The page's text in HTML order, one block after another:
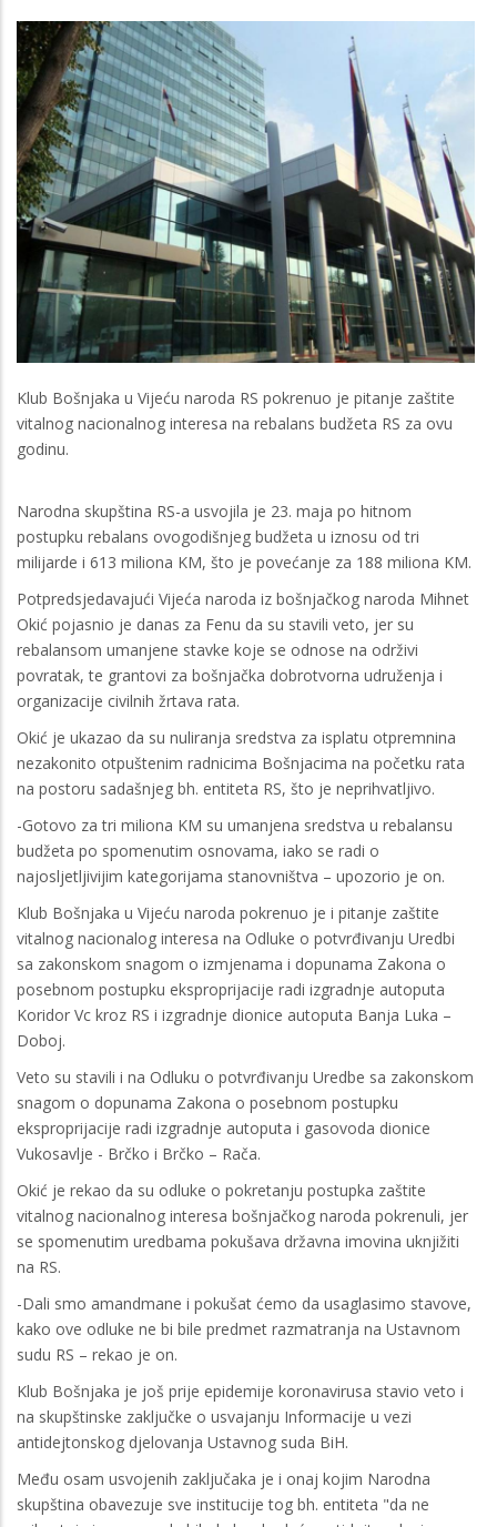
Klub Bošnjaka u Vijeću naroda RS pokrenuo je pitanje zaštite
vitalnog nacionalnog interesa na rebalans budžeta RS za ovu
godinu.
Narodna skupština RS-a usvojila je 23. maja po hitnom
postupku rebalans ovogodišnjeg budžeta u iznosu od tri
milijarde i 613 miliona KM, što je povećanje za 188 miliona KM.
Potpredsjedavajući Vijeća naroda iz bošnjačkog naroda Mihnet
Okić pojasnio je danas za Fenu da su stavili veto, jer su
rebalansom umanjene stavke koje se odnose na održivi
povratak, te grantovi za bošnjačka dobrotvorna udruženja i
organizacije civilnih žrtava rata.
Okić je ukazao da su nuliranja sredstva za isplatu otpremnina
nezakonito otpuštenim radnicima Bošnjacima na početku rata
na postoru sadašnjeg bh. entiteta RS, što je neprihvatljivo.
-Gotovo za tri miliona KM su umanjena sredstva u rebalansu
budžeta po spomenutim osnovama, iako se radi o
najosljetljivijim kategorijama stanovništva – upozorio je on.
Klub Bošnjaka u Vijeću naroda pokrenuo je i pitanje zaštite
vitalnog nacionalog interesa na Odluke o potvrđivanju Uredbi
sa zakonskom snagom o izmjenama i dopunama Zakona o
posebnom postupku eksproprijacije radi izgradnje autoputa
Koridor Vc kroz RS i izgradnje dionice autoputa Banja Luka –
Doboj.
Veto su stavili i na Odluku o potvrđivanju Uredbe sa zakonskom
snagom o dopunama Zakona o posebnom postupku
eksproprijacije radi izgradnje autoputa i gasovoda dionice
Vukosavlje - Brčko i Brčko – Rača.
Okić je rekao da su odluke o pokretanju postupka zaštite
vitalnog nacionalnog interesa bošnjačkog naroda pokrenuli, jer
se spomenutim uredbama pokušava državna imovina uknjižiti
na RS.
-Dali smo amandmane i pokušat ćemo da usaglasimo stavove,
kako ove odluke ne bi bile predmet razmatranja na Ustavnom
sudu RS – rekao je on.
Klub Bošnjaka je još prije epidemije koronavirusa stavio veto i
na skupštinske zaključke o usvajanju Informacije u vezi
antidejtonskog djelovanja Ustavnog suda BiH.
Među osam usvojenih zaključaka je i onaj kojim Narodna
skupština obavezuje sve institucije tog bh. entiteta "da ne